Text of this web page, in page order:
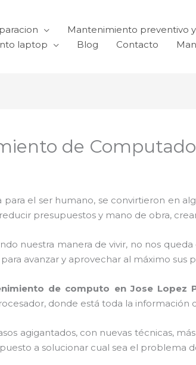
Mantenimiento preventivo
laptop
Blog Contacto
de
el ser humano, se convirtieron en
presupuestos y mano de obra,
nuestra manera de vivir, no nos
avanzar y aprovechar al máximo
de computo en Jose Lopez
donde está toda la información
agigantados, con nuevas técnicas,
a solucionar cual sea el problema